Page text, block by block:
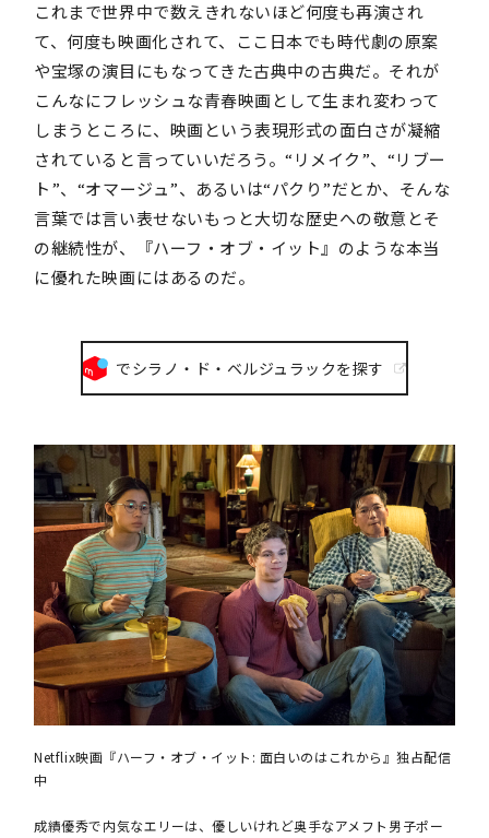
これまで世界中で数えきれないほど何度も再演され
て、何度も映画化されて、ここ日本でも時代劇の原案
や宝塚の演目にもなってきた古典中の古典だ。それが
こんなにフレッシュな青春映画として生まれ変わって
しまうところに、映画という表現形式の面白さが凝縮
されていると言っていいだろう。“リメイク”、“リブー
ト”、“オマージュ”、あるいは“パクり”だとか、そんな
言葉では言い表せないもっと大切な歴史への敬意とそ
の継続性が、『ハーフ・オブ・イット』のような本当
に優れた映画にはあるのだ。
でシラノ・ド・ベルジュラックを探す
Netflix映画『ハーフ・オブ・イット: 面白いのはこれから』独占配信
中
成績優秀で内気なエリーは、優しいけれど奥手なアメフト男子ポー